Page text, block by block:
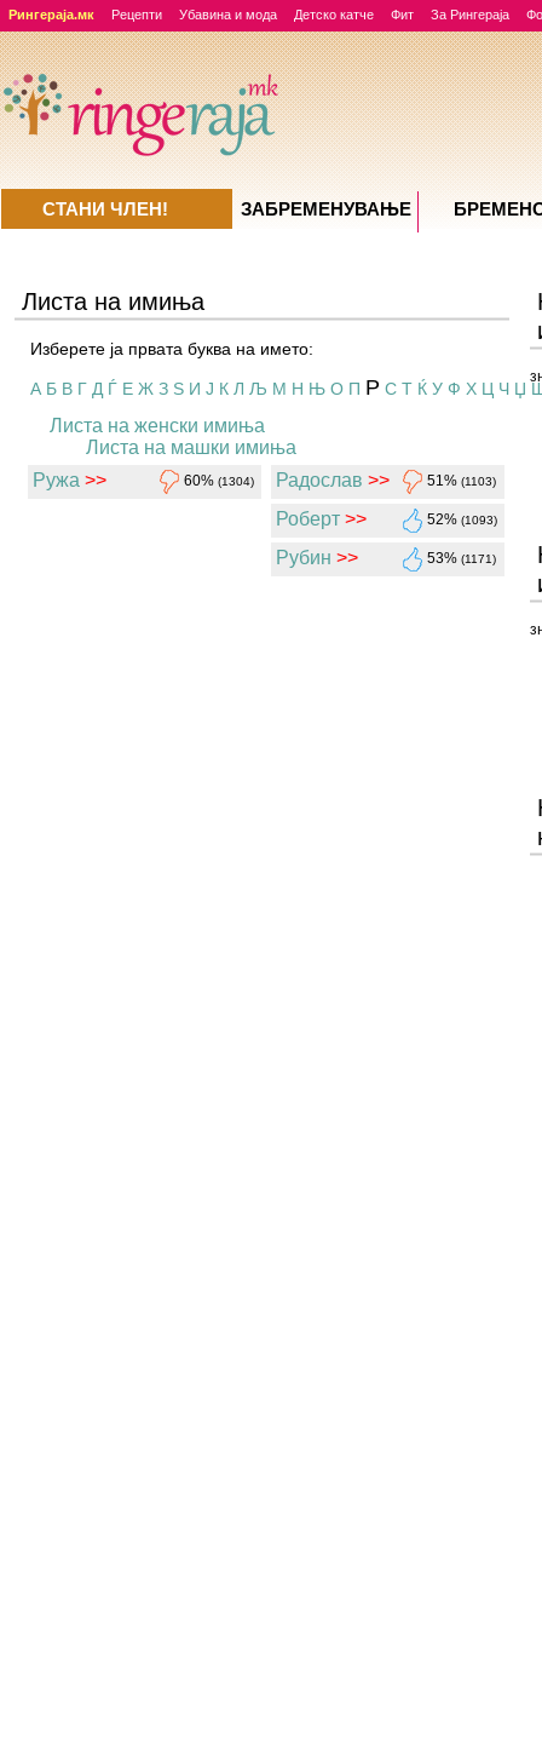
Рингераја.мк Рецепти Убавина и мода Детско катче Фит За Рингераја
Листа на имиња
Изберете ја првата буква на името:
А Б В Г Д Ѓ Е Ж З Ѕ И Ј К Л Љ М Н Њ О П Р С Т Ќ У Ф Х Ц Ч Џ
Листа на женски имиња
Листа на машки имиња
Ружа >> 60% (1304) Радослав >> 51% (1103)
Роберт >> 52% (1093)
Рубин >> 53% (1171)
СТАНИ ЧЛЕН! ЗАБРЕМЕНУВАЊE